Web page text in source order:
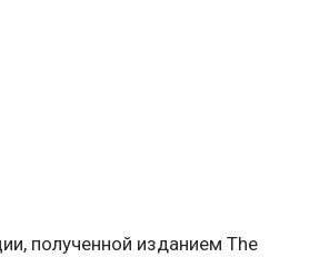
полученной изданием The